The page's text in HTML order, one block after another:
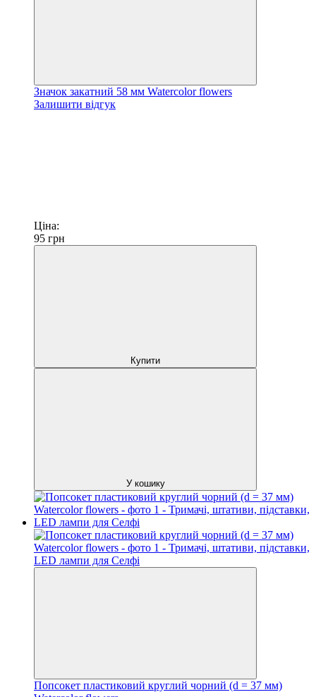
Значок закатний 58 мм Watercolor flowers
Залишити відгук
Ціна:
95 грн
Купити
У кошику
Попсокет пластиковий круглий чорний (d = 37 мм)